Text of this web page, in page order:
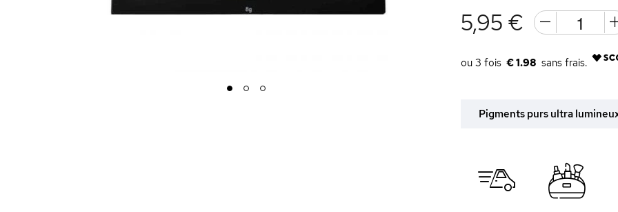
1 2 3
5,95 €
€ 1.98
Pigments purs ultra